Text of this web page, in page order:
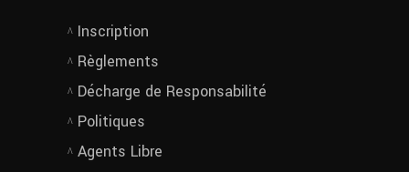
Inscription
Règlements
Décharge de Responsabilité
Politiques
Agents Libre